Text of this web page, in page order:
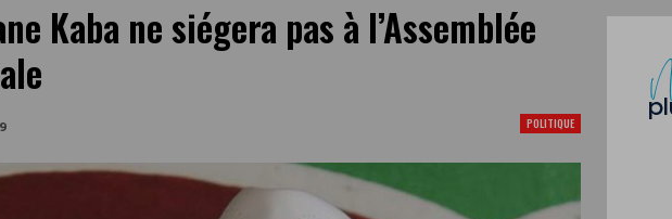
Kaba ne siégera pas à l’Assemblée
POLITIQUE